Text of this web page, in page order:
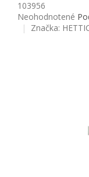
103956
Priemerné
Neohodnotené
Značka: